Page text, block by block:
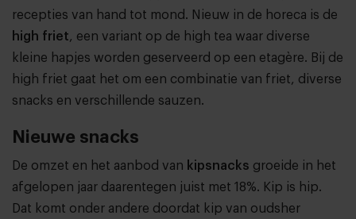
recepties van hand tot mond. Nieuw in de horeca is de
high friet, een variant op de high tea waar diverse
kleine hapjes worden geserveerd op een etagère. Bij de
high friet gaat het om een combinatie van friet, diverse
snacks en verschillende sauzen.
Nieuwe snacks
De omzet en het aanbod van kipsnacks groeide in het
afgelopen jaar daarentegen juist met 18%. Kip is hip.
Dat komt onder andere doordat kip van oudsher